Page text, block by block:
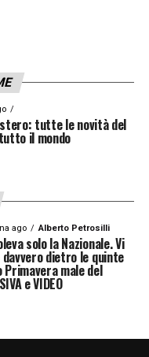
tutte le novità del
il mondo
ago Alberto Petrosilli
solo la Nazionale. Vi
dietro le quinte
Primavera male del
e VIDEO